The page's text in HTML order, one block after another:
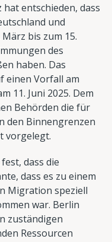
entschieden, dass
und
bis zum 15.
des
haben. Das
einen Vorfall am
11. Juni 2025. Dem
Behörden die für
den Binnengrenzen
vorgelegt.
dass die
dass es zu einem
Migration speziell
war. Berlin
zuständigen
Ressourcen